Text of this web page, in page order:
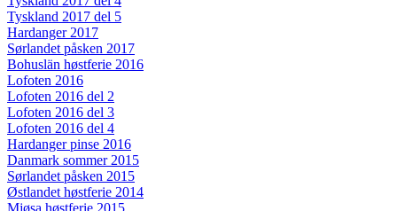
Tyskland 2017 del 5
Hardanger 2017
Sørlandet påsken 2017
Bohuslän høstferie 2016
Lofoten 2016
Lofoten 2016 del 2
Lofoten 2016 del 3
Lofoten 2016 del 4
Hardanger pinse 2016
Danmark sommer 2015
Sørlandet påsken 2015
Østlandet høstferie 2014
Mjøsa høstferie 2015